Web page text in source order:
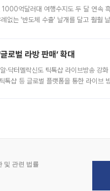
억달러대 여행수지도 두 달 연속
없는 '반도체 수출' 날개를 달고 훨훨
로벌 라방 판매’ 확대
닥터멜락신도 틱톡샵 라이브방송 강
톡샵 등 글로벌 플랫폼을 통한 라이브